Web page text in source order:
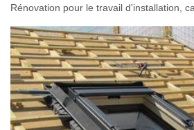
Rénovation pour le travail d'installation,